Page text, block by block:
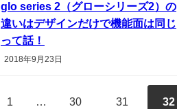
glo series 2（グローシリーズ2）の
違いはデザインだけで機能面は同じ
って話！
2018年9月23日
1 … 30 31 32